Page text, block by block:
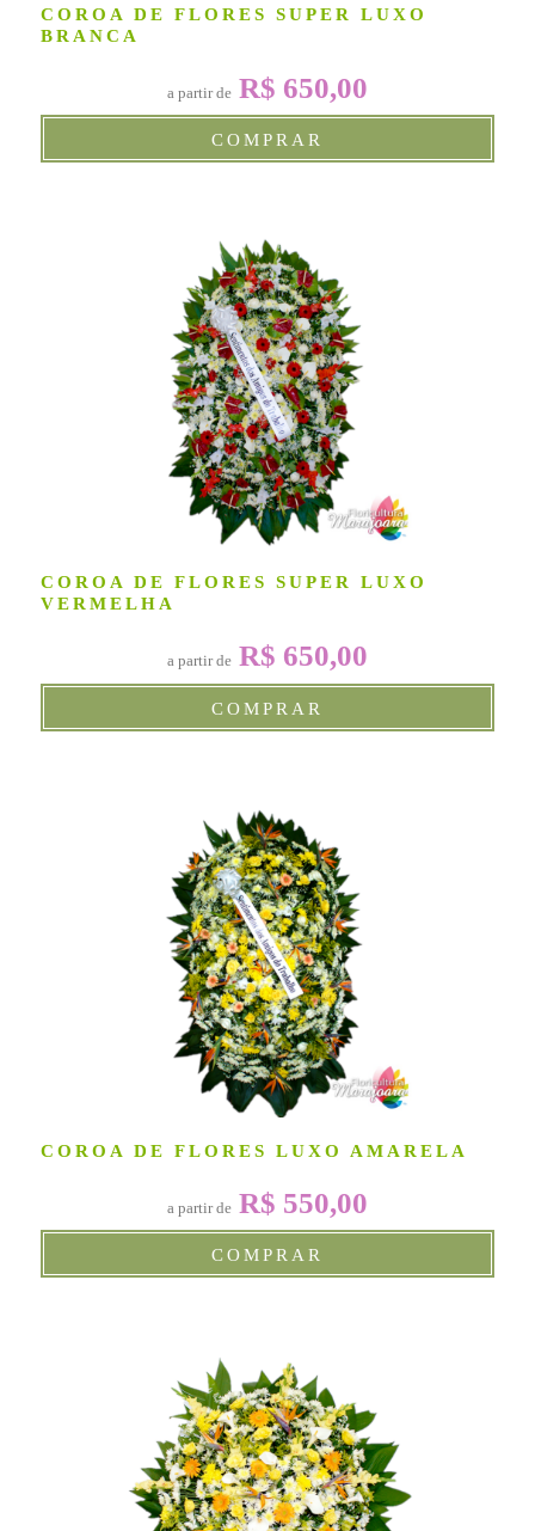
COROA DE FLORES SUPER LUXO
BRANCA
a partir de R$ 650,00
COMPRAR
COROA DE FLORES SUPER LUXO
VERMELHA
a partir de R$ 650,00
COMPRAR
COROA DE FLORES LUXO AMARELA
a partir de R$ 550,00
COMPRAR